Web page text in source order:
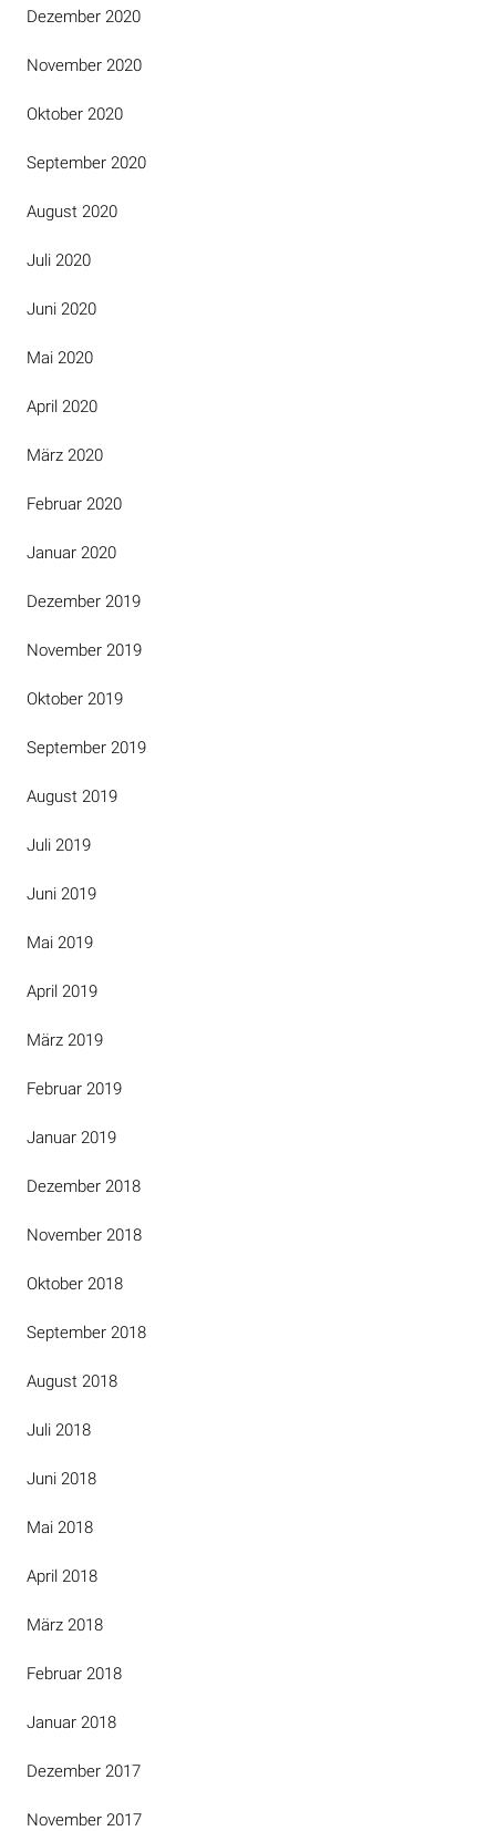
Dezember 2020
November 2020
Oktober 2020
September 2020
August 2020
Juli 2020
Juni 2020
Mai 2020
April 2020
März 2020
Februar 2020
Januar 2020
Dezember 2019
November 2019
Oktober 2019
September 2019
August 2019
Juli 2019
Juni 2019
Mai 2019
April 2019
März 2019
Februar 2019
Januar 2019
Dezember 2018
November 2018
Oktober 2018
September 2018
August 2018
Juli 2018
Juni 2018
Mai 2018
April 2018
März 2018
Februar 2018
Januar 2018
Dezember 2017
November 2017